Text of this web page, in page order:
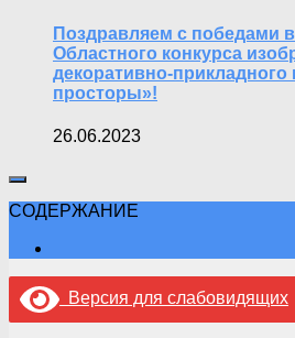
Поздравляем с победами
Областного конкурса
декоративно-
просторы»!
26.06.2023
СОДЕРЖАНИЕ
Версия для слабовидящих